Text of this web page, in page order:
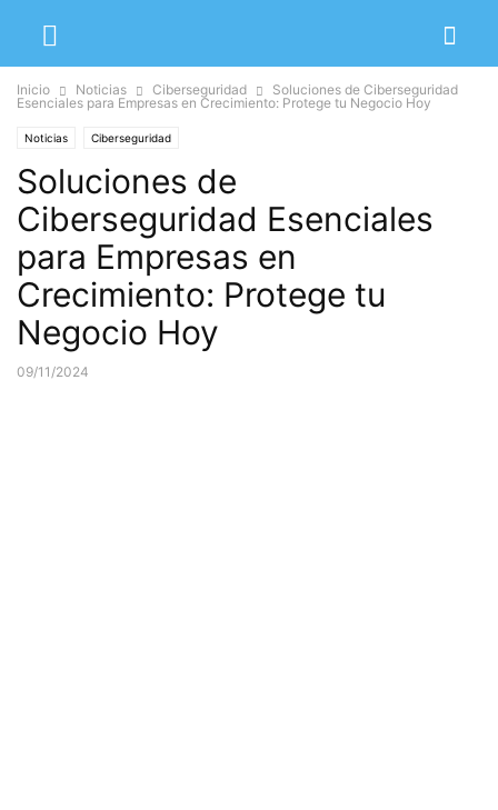
Inicio Noticias Ciberseguridad
Soluciones de Ciberseguridad
Esenciales para Empresas en Crecimiento: Protege tu Negocio Hoy
Noticias Ciberseguridad
Soluciones de
Ciberseguridad Esenciales
para Empresas en
Crecimiento: Protege tu
Negocio Hoy
09/11/2024